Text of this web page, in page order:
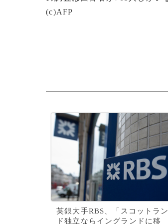
(c)AFP
英銀大手RBS、「スコットラン
ド独立ならイングランドに移